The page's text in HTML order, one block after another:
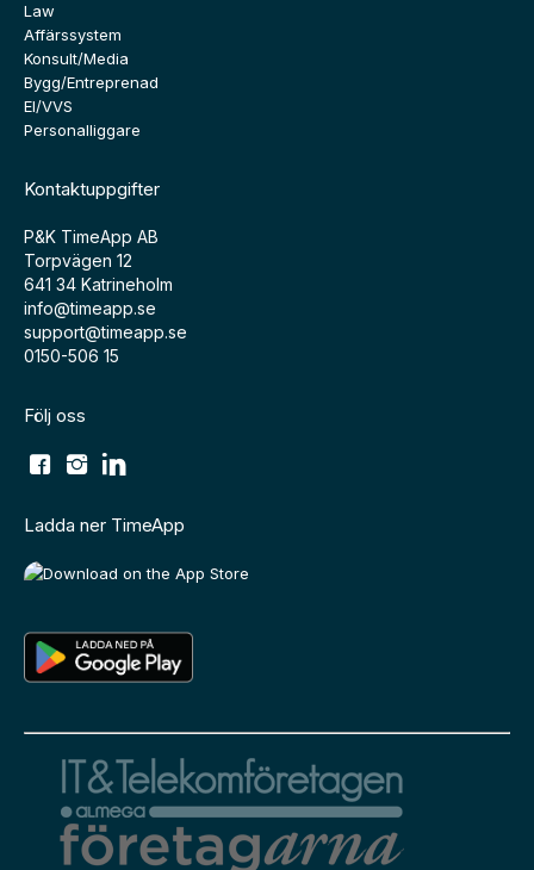
Law
Affärssystem
Konsult/Media
Bygg/Entreprenad
El/VVS
Personalliggare
Kontaktuppgifter
P&K TimeApp AB
Torpvägen 12
641 34 Katrineholm
info@timeapp.se
support@timeapp.se
0150-506 15
Följ oss
Ladda ner TimeApp